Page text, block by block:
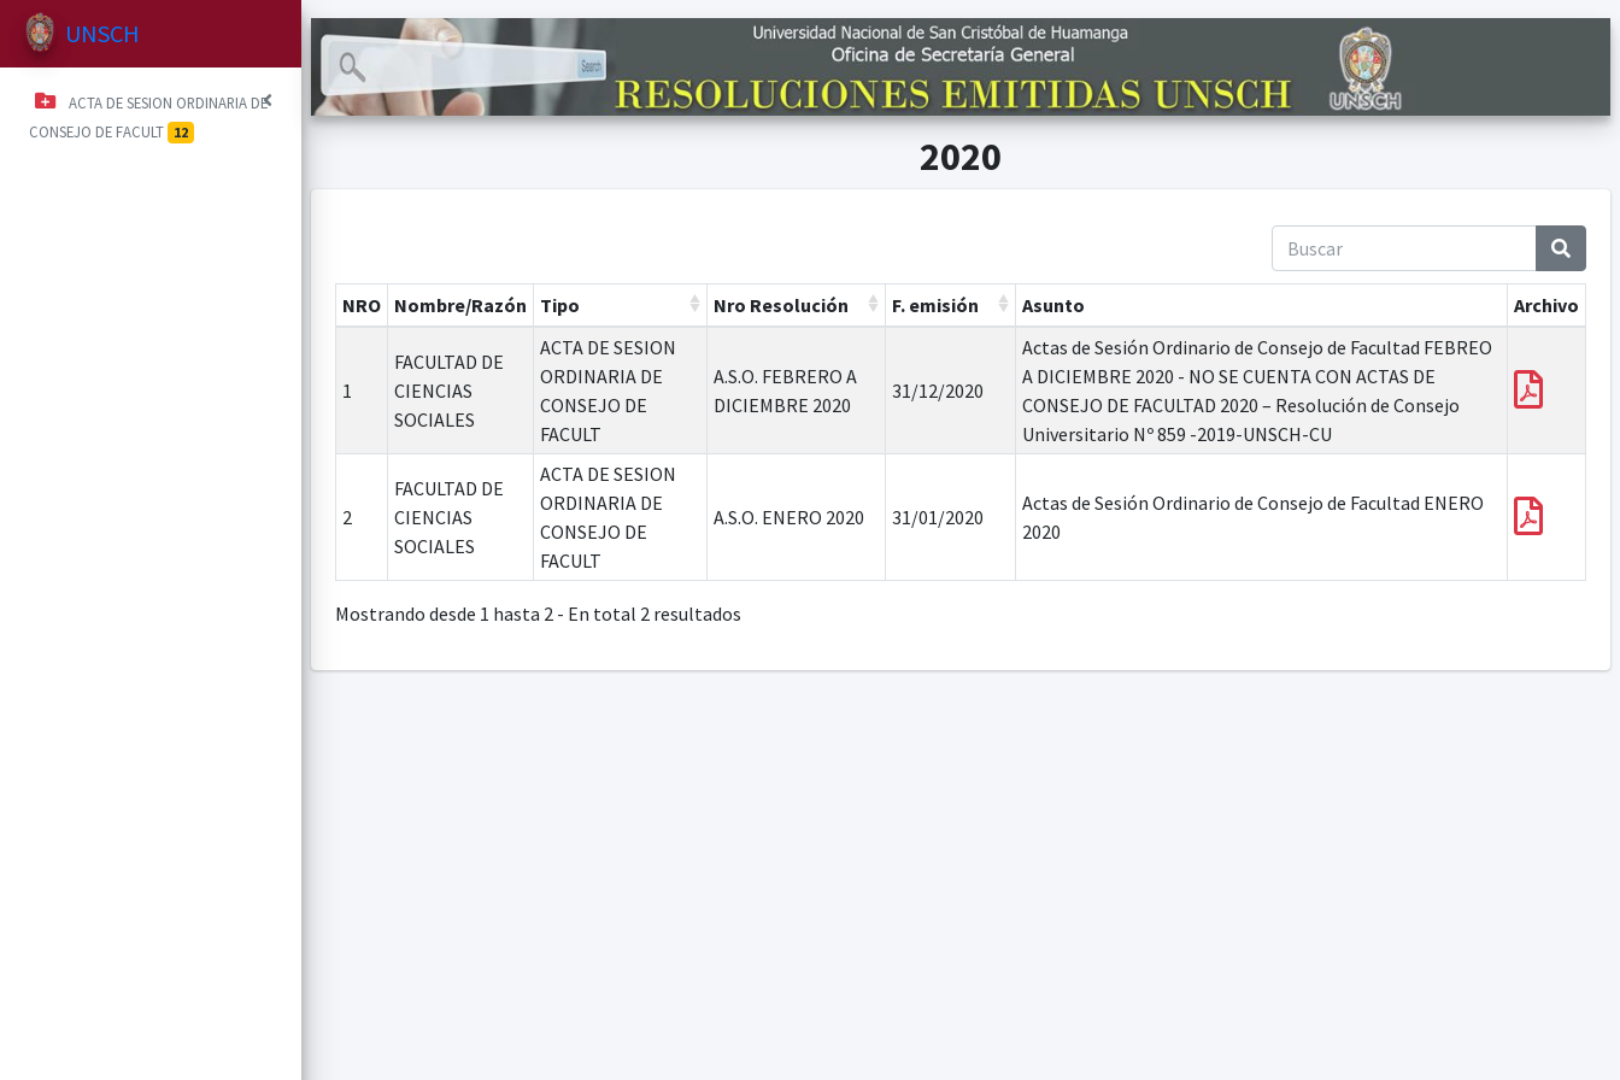
UNSCH
ACTA DE SESION ORDINARIA DE
CONSEJO DE FACULT 12
2020
NRO Nombre/Razón Tipo Nro Resolución F. emisión Asunto Archivo
1
FACULTAD DE
CIENCIAS
SOCIALES
ACTA DE SESION
ORDINARIA DE
CONSEJO DE
FACULT
A.S.O. FEBRERO A
DICIEMBRE 2020
31/12/2020
Actas de Sesión Ordinario de Consejo de Facultad FEBREO
A DICIEMBRE 2020 - NO SE CUENTA CON ACTAS DE
CONSEJO DE FACULTAD 2020 – Resolución de Consejo
Universitario Nº 859 -2019-UNSCH-CU
2
FACULTAD DE
CIENCIAS
SOCIALES
ACTA DE SESION
ORDINARIA DE
CONSEJO DE
FACULT
A.S.O. ENERO 2020 31/01/2020
Actas de Sesión Ordinario de Consejo de Facultad ENERO
2020
Mostrando desde 1 hasta 2 - En total 2 resultados